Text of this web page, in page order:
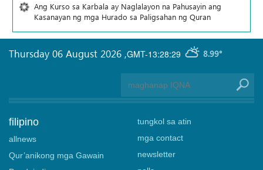
Ang Kurso sa Karbala ay Naglalayon na Pahusayin ang
Kasanayan ng mga Hurado sa Paligsahan ng Quran
GMT-13:28:29 8.99°
Thursday 06 August 2026 ,
filipino
allnews
Qur’anikong mga Gawain
tungkol sa atin
mga contact
newsletter